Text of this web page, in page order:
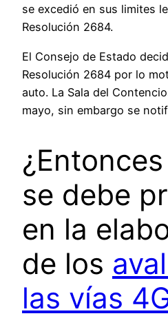
se excedió en sus limites
Resolución 2684.
El Consejo de Estado
Resolución 2684 por lo
auto. La Sala del
mayo, sin embargo se
se debe
en la
de los
las vías